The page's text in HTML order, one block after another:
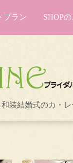
プラン SHOP
装結婚式のカ・